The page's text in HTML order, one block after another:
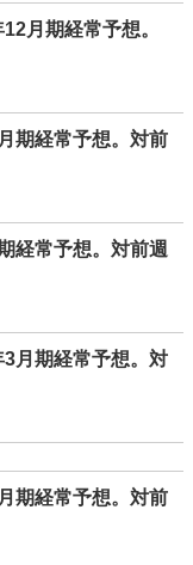
月期経常予想。
期経常予想。対前
経常予想。対前週
3月期経常予想。対
期経常予想。対前